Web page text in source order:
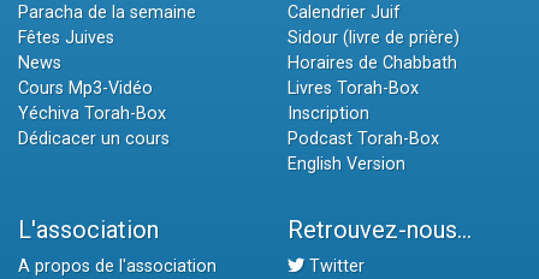
Paracha de la semaine
Fêtes Juives
News
Cours Mp3-Vidéo
Yéchiva Torah-Box
Dédicacer un cours
Calendrier Juif
Sidour (livre de prière)
Horaires de Chabbath
Livres Torah-Box
Inscription
Podcast Torah-Box
English Version
L'association
A propos de l'association
Retrouvez-nous...
Twitter